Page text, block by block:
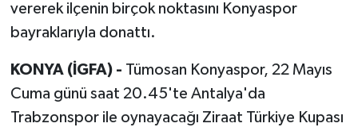
vererek ilçenin birçok noktasını Konyaspor
bayraklarıyla donattı.
KONYA (İGFA) - Tümosan Konyaspor, 22 Mayıs
Cuma günü saat 20.45'te Antalya'da
Trabzonspor ile oynayacağı Ziraat Türkiye Kupası